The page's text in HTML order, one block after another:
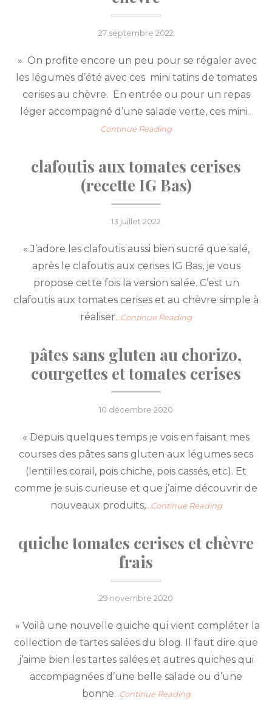
Posted
27 septembre 2022
» On profite encore un peu pour se régaler avec
les légumes d’été avec ces mini tatins de tomates
cerises au chèvre. En entrée ou pour un repas
léger accompagné d’une salade verte, ces mini…
Continue Reading
clafoutis aux tomates cerises
(recette IG Bas)
Posted
13 juillet 2022
« J’adore les clafoutis aussi bien sucré que salé,
après le clafoutis aux cerises IG Bas, je vous
propose cette fois la version salée. C’est un
clafoutis aux tomates cerises et au chèvre simple à
réaliser…Continue Reading
pâtes sans gluten au chorizo,
courgettes et tomates cerises
Posted
10 décembre 2020
« Depuis quelques temps je vois en faisant mes
courses des pâtes sans gluten aux légumes secs
(lentilles corail, pois chiche, pois cassés, etc). Et
comme je suis curieuse et que j’aime découvrir de
nouveaux produits,…Continue Reading
quiche tomates cerises et chèvre
frais
Posted
29 novembre 2020
» Voilà une nouvelle quiche qui vient compléter la
collection de tartes salées du blog. Il faut dire que
j’aime bien les tartes salées et autres quiches qui
accompagnées d’une belle salade ou d’une
bonne…Continue Reading